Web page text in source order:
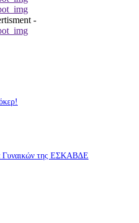
-
Γυναικών της ΕΣΚΑΒΔΕ